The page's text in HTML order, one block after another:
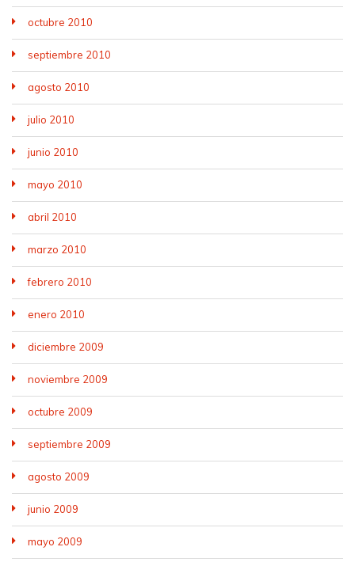
octubre 2010
septiembre 2010
agosto 2010
julio 2010
junio 2010
mayo 2010
abril 2010
marzo 2010
febrero 2010
enero 2010
diciembre 2009
noviembre 2009
octubre 2009
septiembre 2009
agosto 2009
junio 2009
mayo 2009